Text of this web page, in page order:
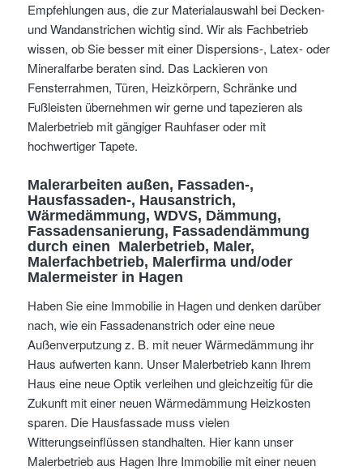
Empfehlungen aus, die zur Materialauswahl bei Decken-
und Wandanstrichen wichtig sind. Wir als Fachbetrieb
wissen, ob Sie besser mit einer Dispersions-, Latex- oder
Mineralfarbe beraten sind. Das Lackieren von
Fensterrahmen, Türen, Heizkörpern, Schränke und
Fußleisten übernehmen wir gerne und tapezieren als
Malerbetrieb mit gängiger Rauhfaser oder mit
hochwertiger Tapete.
Malerarbeiten außen, Fassaden-,
Hausfassaden-, Hausanstrich,
Wärmedämmung, WDVS, Dämmung,
Fassadensanierung, Fassadendämmung
durch einen Malerbetrieb, Maler,
Malerfachbetrieb, Malerfirma und/oder
Malermeister in Hagen
Haben Sie eine Immobilie in Hagen und denken darüber
nach, wie ein Fassadenanstrich oder eine neue
Außenverputzung z. B. mit neuer Wärmedämmung ihr
Haus aufwerten kann. Unser Malerbetrieb kann Ihrem
Haus eine neue Optik verleihen und gleichzeitig für die
Zukunft mit einer neuen Wärmedämmung Heizkosten
sparen. Die Hausfassade muss vielen
Witterungseinflüssen standhalten. Hier kann unser
Malerbetrieb aus Hagen Ihre Immobilie mit einer neuen